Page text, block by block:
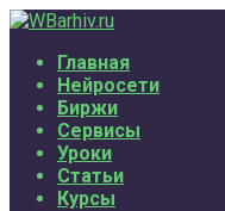
Перейти
содержанию
Главная
Нейросети
Биржи
Сервисы
Уроки
Статьи
Курсы